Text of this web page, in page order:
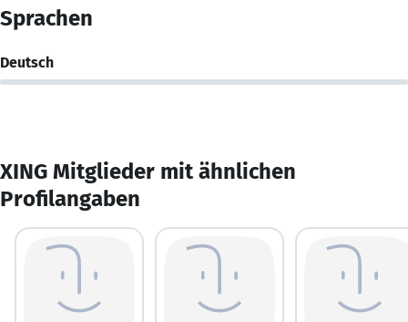
Sprachen
Deutsch
XING Mitglieder mit ähnlichen
Profilangaben